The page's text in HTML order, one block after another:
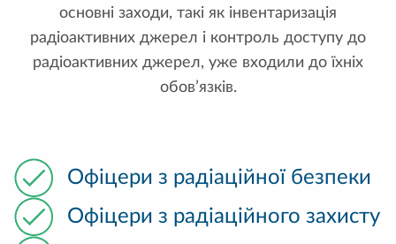
основні заходи, такі як інвентаризація
радіоактивних джерел і контроль доступу до
радіоактивних джерел, уже входили до їхніх
обов’язків.
Офіцери з радіаційної безпеки
Офіцери з радіаційного захисту